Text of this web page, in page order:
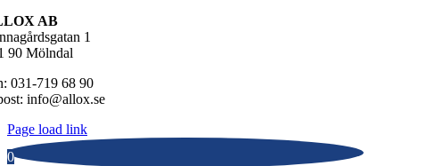
AB
1
90 Mölndal
031-719 68 90
info@allox.se
Page load link
0